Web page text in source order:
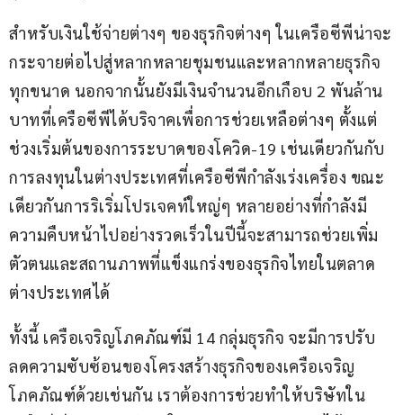
สำหรับเงินใช้จ่ายต่างๆ ของธุรกิจต่างๆ ในเครือซีพีน่าจะ
กระจายต่อไปสู่หลากหลายชุมชนและหลากหลายธุรกิจ
ทุกขนาด นอกจากนั้นยังมีเงินจำนวนอีกเกือบ 2 พันล้าน
บาทที่เครือซีพีได้บริจาคเพื่อการช่วยเหลือต่างๆ ตั้งแต่
ช่วงเริ่มต้นของการระบาดของโควิด-19 เช่นเดียวกันกับ
การลงทุนในต่างประเทศที่เครือซีพีกำลังเร่งเครื่อง ขณะ
เดียวกันการริเริ่มโปรเจคท์ใหญ่ๆ หลายอย่างที่กำลังมี
ความคืบหน้าไปอย่างรวดเร็วในปีนี้จะสามารถช่วยเพิ่ม
ตัวตนและสถานภาพที่แข็งแกร่งของธุรกิจไทยในตลาด
ต่างประเทศได้
ทั้งนี้ เครือเจริญโภคภัณฑ์มี 14 กลุ่มธุรกิจ จะมีการปรับ
ลดความซับซ้อนของโครงสร้างธุรกิจของเครือเจริญ
โภคภัณฑ์ด้วยเช่นกัน เราต้องการช่วยทำให้บริษัทใน